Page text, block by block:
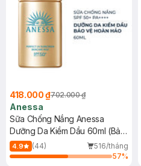
418.000 ₫702.000 ₫
Anessa
Sữa Chống Nắng Anessa
Dưỡng Da Kiềm Dầu 60ml (Bản
Mới)
4.9 (44)
516/tháng
57%